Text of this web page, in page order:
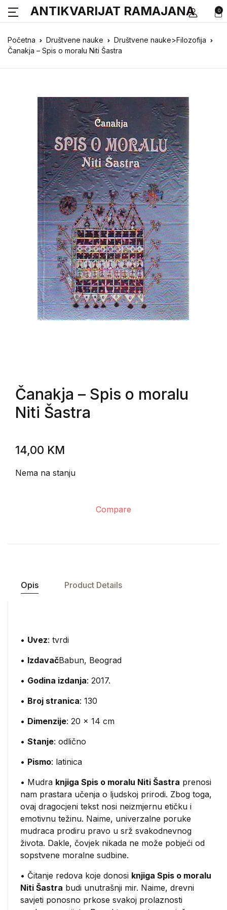
0
ANTIKVARIJAT RAMAJANA
Početna Društvene nauke
Društvene nauke>Filozofija
Čanakja – Spis o moralu Niti Šastra
Čanakja – Spis o moralu
Niti Šastra
14,00 KM
Nema na stanju
Compare
Opis Product Details
• Uvez: tvrdi
• IzdavačBabun, Beograd
• Godina izdanja: 2017.
• Broj stranica: 130
• Dimenzije: 20 x 14 cm
• Stanje: odlično
• Pismo: latinica
• Mudra knjiga Spis o moralu Niti Šastra prenosi
nam prastara učenja o ljudskoj prirodi. Zbog toga,
ovaj dragocjeni tekst nosi neizmjernu etičku i
emotivnu težinu. Naime, univerzalne poruke
mudraca prodiru pravo u srž svakodnevnog
života. Dakle, čovjek nikada ne može pobjeći od
sopstvene moralne sudbine.
• Čitanje redova koje donosi knjiga Spis o moralu
Niti Šastra budi unutrašnji mir. Naime, drevni
savjeti ponosno prkose svakoj prolaznosti